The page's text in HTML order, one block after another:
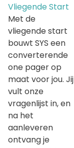
Alles weergeven
Overige (8)
Vliegende Start
Met de
vliegende start
bouwt SYS een
converterende
one pager op
maat voor jou. Jij
vult onze
vragenlijst in, en
na het
aanleveren
ontvang je